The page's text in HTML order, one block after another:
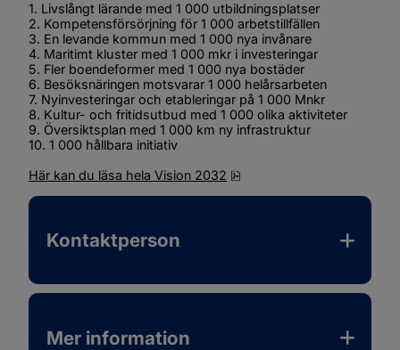
1. Livslångt lärande med 1 000 utbildningsplatser
2. Kompetensförsörjning för 1 000 arbetstillfällen
3. En levande kommun med 1 000 nya invånare
4. Maritimt kluster med 1 000 mkr i investeringar
5. Fler boendeformer med 1 000 nya bostäder
6. Besöksnäringen motsvarar 1 000 helårsarbeten
7. Nyinvesteringar och etableringar på 1 000 Mnkr
8. Kultur- och fritidsutbud med 1 000 olika aktiviteter
9. Översiktsplan med 1 000 km ny infrastruktur
10. 1 000 hållbara initiativ
Här kan du läsa hela Vision 2032
Kontaktperson
Mer information